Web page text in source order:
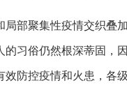
部聚集性疫情交织叠
习俗仍然根深蒂固，
防控疫情和火患，各